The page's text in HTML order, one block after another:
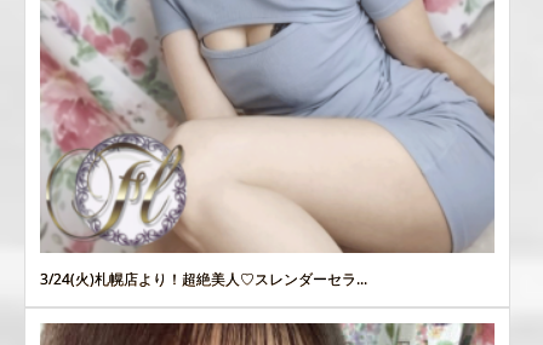
3/24(火)札幌店より！超絶美人♡スレンダーセラ...